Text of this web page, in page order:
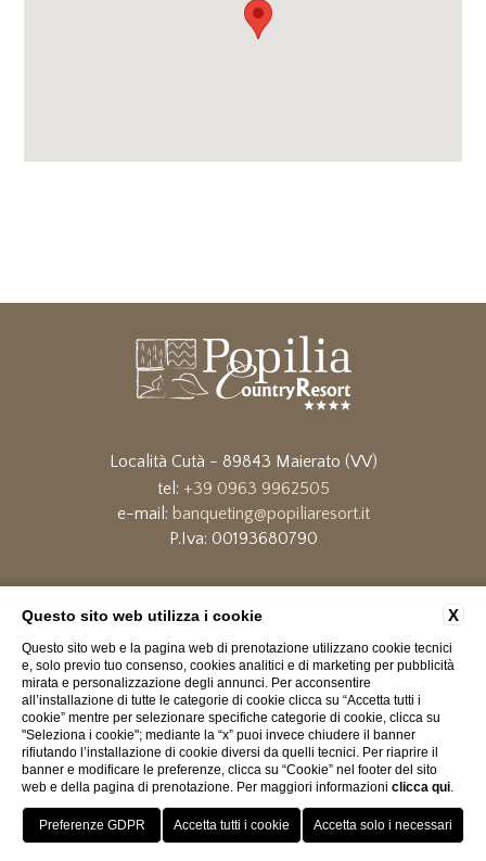
Località Cutà - 89843 Maierato (VV)
tel: +39 0963 9962505
e-mail: banqueting@popiliaresort.it
P.Iva: 00193680790
DATI SOCIETARI PRIVACY COOOKIE POLICY
POPILIA COUNTRY RESORT
X
Questo sito web utilizza i cookie
Questo sito web e la pagina web di prenotazione utilizzano cookie tecnici
e, solo previo tuo consenso, cookies analitici e di marketing per pubblicità
mirata e personalizzazione degli annunci. Per acconsentire
all’installazione di tutte le categorie di cookie clicca su “Accetta tutti i
cookie” mentre per selezionare specifiche categorie di cookie, clicca su
"Seleziona i cookie"; mediante la “x” puoi invece chiudere il banner
rifiutando l’installazione di cookie diversi da quelli tecnici. Per riaprire il
banner e modificare le preferenze, clicca su “Cookie” nel footer del sito
web e della pagina di prenotazione. Per maggiori informazioni clicca qui.